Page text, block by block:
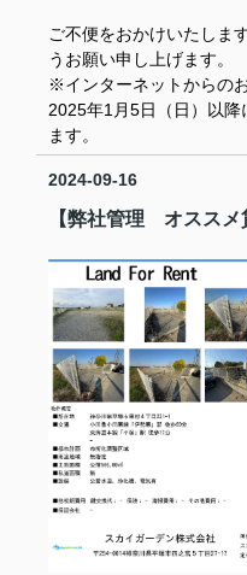
ご不便をおかけいたしま
うお願い申し上げます。
※インターネットからの
2025年1月5日（日）
以降
ます。
2024-09-16
【弊社管理 オススメ